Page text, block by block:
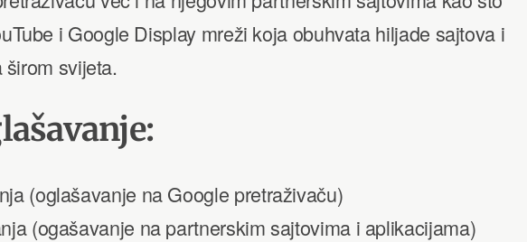
i Google Display mreži koja obuhvata hiljade sajtova i
svijeta.
(oglašavanje na Google pretraživaču)
(ogašavanje na partnerskim sajtovima i aplikacijama)